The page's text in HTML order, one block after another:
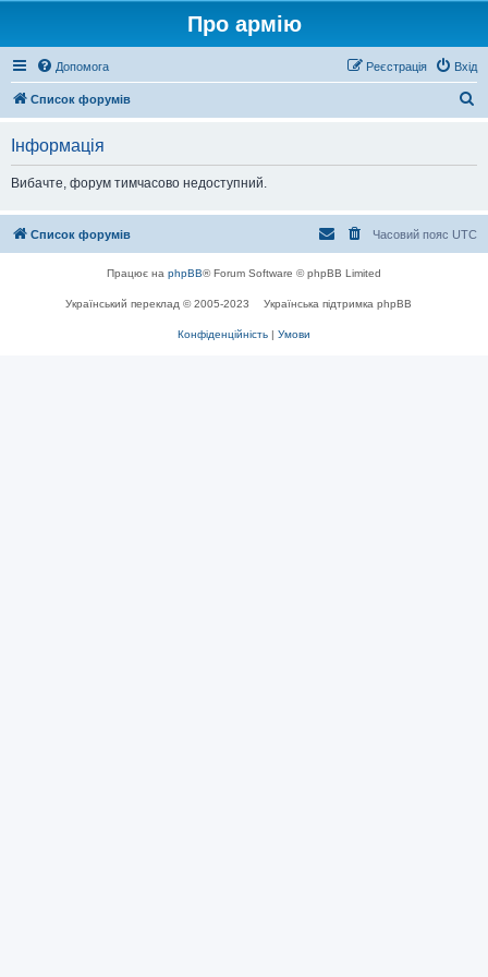
Про армію
Допомога Вхід
Реєстрація
Список форумів
Інформація
Вибачте, форум тимчасово недоступний.
Список форумів Часовий пояс UTC
Працює на phpBB® Forum Software © phpBB Limited
Український переклад © 2005-2023 Українська підтримка phpBB
Конфіденційність | Умови